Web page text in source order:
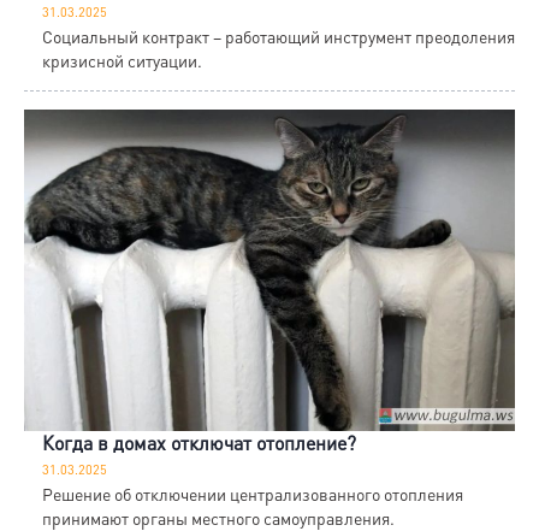
31.03.2025
Социальный контракт – работающий инструмент преодоления
кризисной ситуации.
Когда в домах отключат отопление?
31.03.2025
Решение об отключении централизованного отопления
принимают органы местного самоуправления.